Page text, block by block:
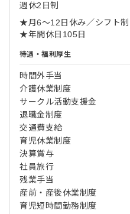
週休2日制
★月6～12日休み／シフト制
★年間休日105日
待遇・福利厚生
時間外手当
介護休業制度
サークル活動支援金
退職金制度
交通費支給
育児休業制度
決算賞与
社員旅行
残業手当
産前・産後休業制度
育児短時間勤務制度